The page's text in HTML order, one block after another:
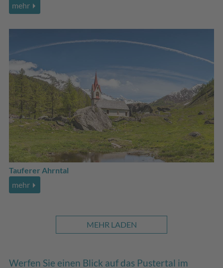
mehr
Tauferer Ahrntal
mehr
MEHR LADEN
Werfen Sie einen Blick auf das Pustertal im